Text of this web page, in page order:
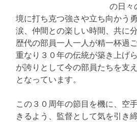
の日々
境に打ち克つ強さや立ち向かう
涙、仲間との楽しい時間、共に
歴代の部員一人一人が精一杯過
重なり３０年の伝統が築き上げ
が誇りとして今の部員たちを支
となっています。
この３０周年の節目を機に、空
きるよう、監督として気を引き